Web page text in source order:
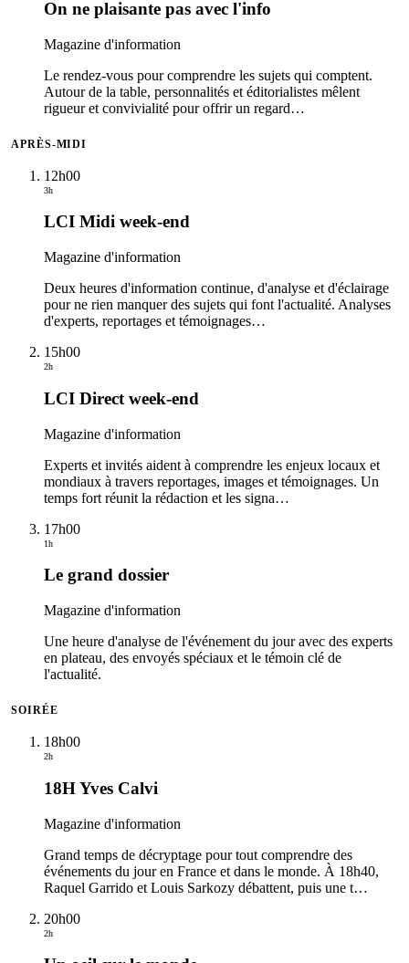
On ne plaisante pas avec l'info
Magazine d'information
Le rendez-vous pour comprendre les sujets qui comptent.
Autour de la table, personnalités et éditorialistes mêlent
rigueur et convivialité pour offrir un regard…
APRÈS-MIDI
12h00
3h
LCI Midi week-end
Magazine d'information
Deux heures d'information continue, d'analyse et d'éclairage
pour ne rien manquer des sujets qui font l'actualité. Analyses
d'experts, reportages et témoignages…
15h00
2h
LCI Direct week-end
Magazine d'information
Experts et invités aident à comprendre les enjeux locaux et
mondiaux à travers reportages, images et témoignages. Un
temps fort réunit la rédaction et les signa…
17h00
1h
Le grand dossier
Magazine d'information
Une heure d'analyse de l'événement du jour avec des experts
en plateau, des envoyés spéciaux et le témoin clé de
l'actualité.
SOIRÉE
18h00
2h
18H Yves Calvi
Magazine d'information
Grand temps de décryptage pour tout comprendre des
événements du jour en France et dans le monde. À 18h40,
Raquel Garrido et Louis Sarkozy débattent, puis une t…
20h00
2h